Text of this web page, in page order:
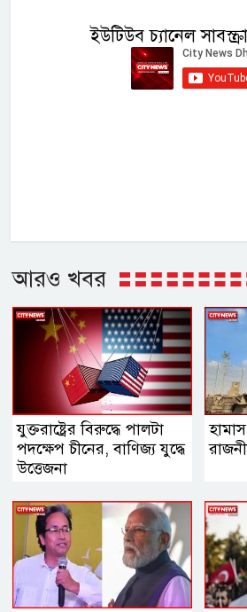
ইউটিউব চ্যানেল
আরও খবর
যুক্তরাষ্ট্রের বিরুদ্ধে পালটা
পদক্ষেপ চীনের, বাণিজ্য যুদ্ধে
‍উত্তেজনা